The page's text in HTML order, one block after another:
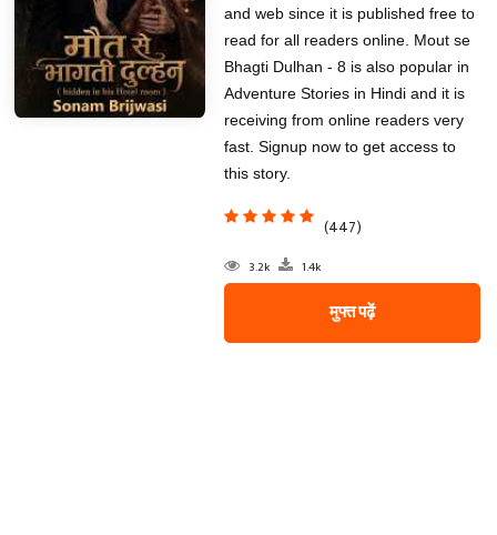
and web since it is published free to
read for all readers online. Mout se
Bhagti Dulhan - 8 is also popular in
Adventure Stories in Hindi and it is
receiving from online readers very
fast. Signup now to get access to
this story.
(447)
3.2k 1.4k
मुफ्त पढ़ें